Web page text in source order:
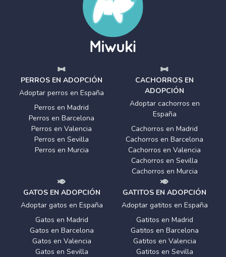
PERROS EN ADOPCIÓN
Adoptar perros en España
Perros en Madrid
Perros en Barcelona
Perros en Valencia
Perros en Sevilla
Perros en Murcia
CACHORROS EN
ADOPCIÓN
Adoptar cachorros en
España
Cachorros en Madrid
Cachorros en Barcelona
Cachorros en Valencia
Cachorros en Sevilla
Cachorros en Murcia
GATOS EN ADOPCIÓN
Adoptar gatos en España
Gatos en Madrid
Gatos en Barcelona
Gatos en Valencia
Gatos en Sevilla
GATITOS EN ADOPCIÓN
Adoptar gatitos en España
Gatitos en Madrid
Gatitos en Barcelona
Gatitos en Valencia
Gatitos en Sevilla